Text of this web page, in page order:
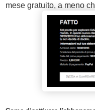
mese gratuito, a meno